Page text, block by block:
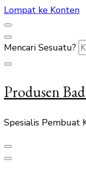
Lompat ke Konten
Mencari Sesuatu?
Produsen
Spesialis Pembuat